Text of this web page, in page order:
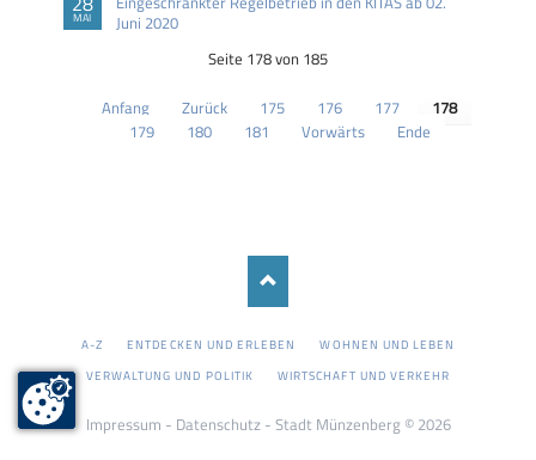
MAI
Juni 2020
Seite 178 von 185
Anfang Zurück 175 176 177
178
179
180 181 Vorwärts Ende
NAVIGATION
A-Z ENTDECKEN UND ERLEBEN
WOHNEN UND LEBEN
VERWALTUNG UND POLITIK
WIRTSCHAFT UND VERKEHR
Impressum - Datenschutz- Stadt Münzenberg © 2026